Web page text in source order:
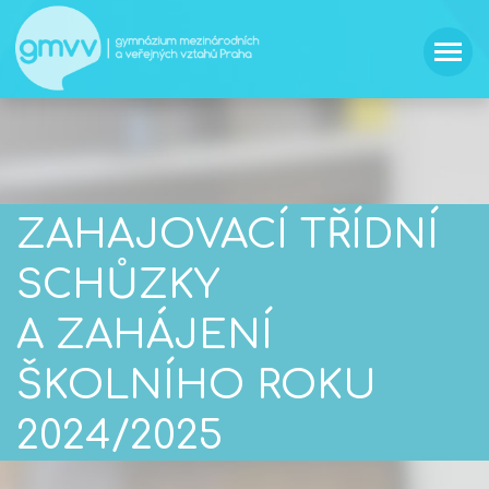
ZAHAJOVACÍ TŘÍDNÍ
SCHŮZKY
A ZAHÁJENÍ
ŠKOLNÍHO ROKU
2024/2025